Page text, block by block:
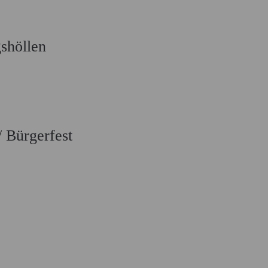
Bürgerfest